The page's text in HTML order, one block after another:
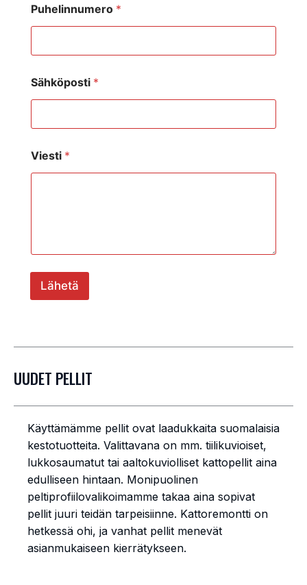
Puhelinnumero *
Sähköposti *
Viesti *
Lähetä
UUDET PELLIT
Käyttämämme pellit ovat laadukkaita suomalaisia
kestotuotteita. Valittavana on mm. tiilikuvioiset,
lukkosaumatut tai aaltokuviolliset kattopellit aina
edulliseen hintaan. Monipuolinen
peltiprofiilovalikoimamme takaa aina sopivat
pellit juuri teidän tarpeisiinne. Kattoremontti on
hetkessä ohi, ja vanhat pellit menevät
asianmukaiseen kierrätykseen.